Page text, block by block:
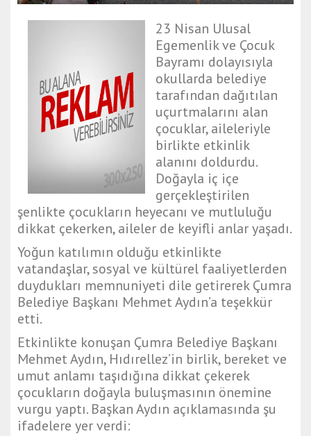
23 Nisan Ulusal
Egemenlik ve Çocuk
Bayramı dolayısıyla
okullarda belediye
tarafından dağıtılan
uçurtmalarını alan
çocuklar, aileleriyle
birlikte etkinlik
alanını doldurdu.
Doğayla iç içe
gerçekleştirilen
şenlikte çocukların heyecanı ve mutluluğu
dikkat çekerken, aileler de keyifli anlar yaşadı.
Yoğun katılımın olduğu etkinlikte
vatandaşlar, sosyal ve kültürel faaliyetlerden
duydukları memnuniyeti dile getirerek Çumra
Belediye Başkanı Mehmet Aydın’a teşekkür
etti.
Etkinlikte konuşan Çumra Belediye Başkanı
Mehmet Aydın, Hıdırellez’in birlik, bereket ve
umut anlamı taşıdığına dikkat çekerek
çocukların doğayla buluşmasının önemine
vurgu yaptı. Başkan Aydın açıklamasında şu
ifadelere yer verdi: